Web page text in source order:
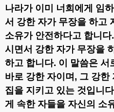
나라가 이미 너희에게 임
서 강한 자가 무장을 하고
소유가 안전하다고 합니다.
시면서 강한 자가 무장을
하고 합니다. 이 말씀은 서
바로 강한 자이며 , 그 강한
집을 지키고 있는 것입니다
게 속한 자들을 자신의 소